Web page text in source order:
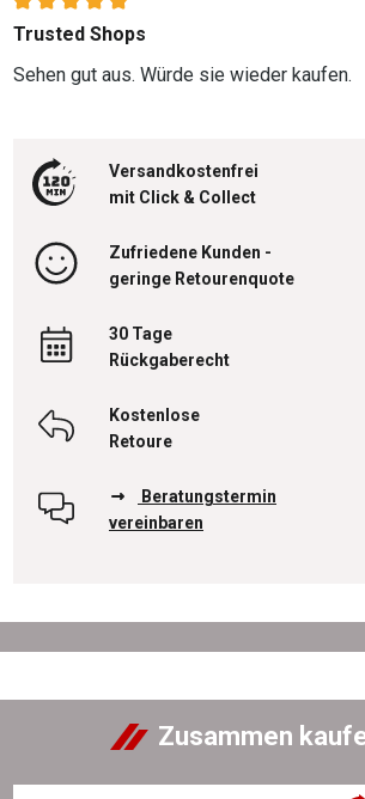
Bewertung mit 5 von 5 Sternen
Trusted Shops
Sehen gut aus. Würde sie wieder kaufen.
Versandkostenfrei
mit Click & Collect
Zufriedene Kunden -
geringe Retourenquote
30 Tage
Rückgaberecht
Kostenlose
Retoure
Beratungstermin
vereinbaren
Zusammen